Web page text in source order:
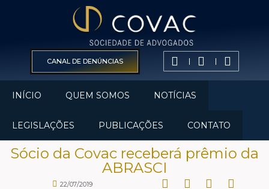
CANAL DE DENÚNCIAS
INÍCIO QUEM SOMOS NOTÍCIAS
LEGISLAÇÕES PUBLICAÇÕES CONTATO
Sócio da Covac receberá prêmio da
ABRASCI
22/07/2019